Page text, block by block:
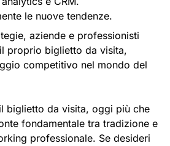
le nuove tendenze.
aziende e professionisti
proprio biglietto da visita,
competitivo nel mondo del
biglietto da visita, oggi più che
fondamentale tra tradizione e
professionale. Se desideri